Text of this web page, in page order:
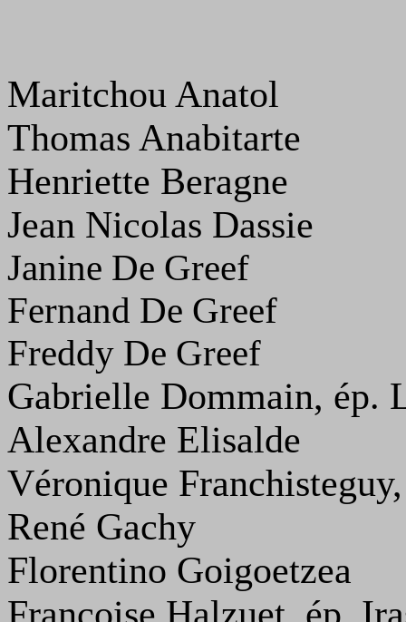
Maritchou Anatol
Thomas Anabitarte
Henriette Beragne
Jean Nicolas Dassie
Janine De Greef
Fernand De Greef
Freddy De Greef
Gabrielle Dommain, ép.
Alexandre Elisalde
Véronique
René Gachy
Florentino Goigoetzea